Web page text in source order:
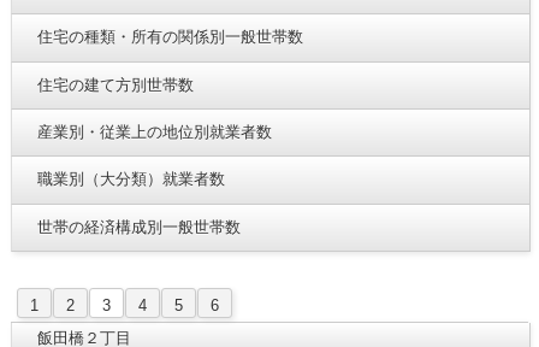
住宅の種類・所有の関係別一般世帯数
住宅の建て方別世帯数
産業別・従業上の地位別就業者数
職業別（大分類）就業者数
世帯の経済構成別一般世帯数
1 2 3 4 5
6
飯田橋２丁目